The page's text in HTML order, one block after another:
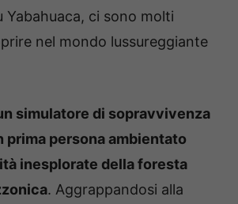
Yabahuaca, ci sono molti
nel mondo lussureggiante
simulatore di sopravvivenza
prima persona ambientato
inesplorate della foresta
. Aggrappandosi alla